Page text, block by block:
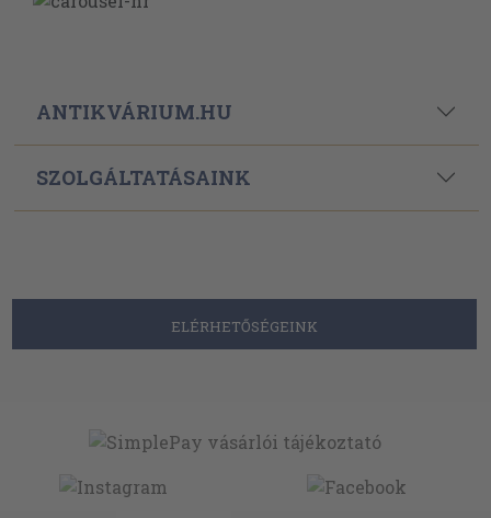
ANTIKVÁRIUM.HU
SZOLGÁLTATÁSAINK
ELÉRHETŐSÉGEINK